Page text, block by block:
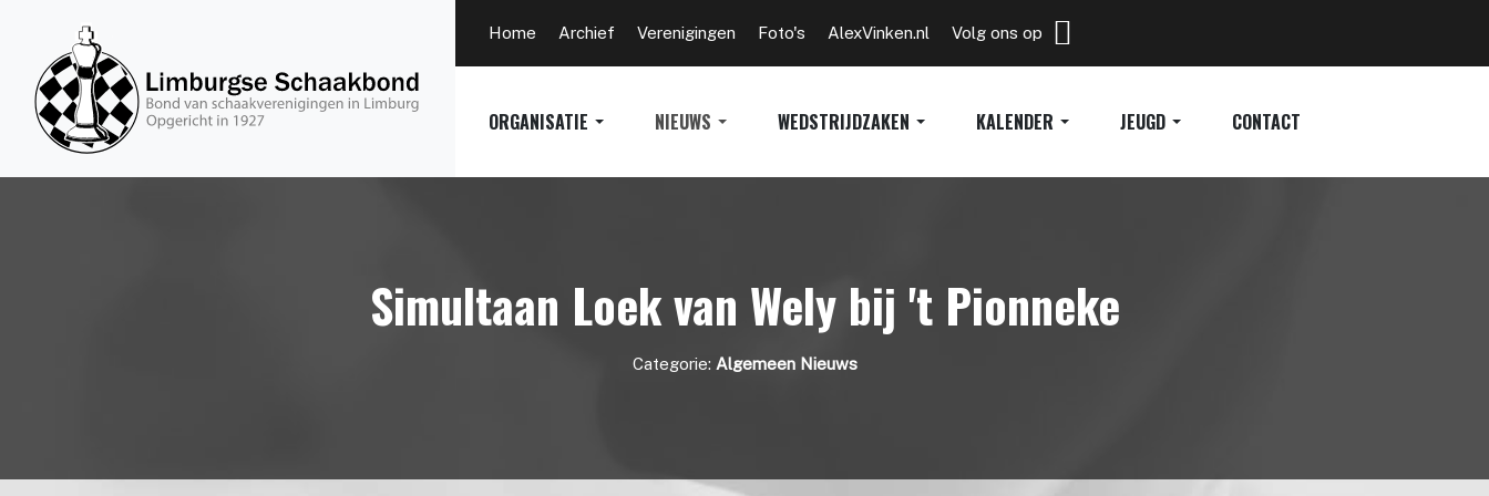
Home Archief Verenigingen Foto's AlexVinken.nl Volg ons op
ORGANISATIE NIEUWS WEDSTRIJDZAKEN KALENDER JEUGD CONTACT
Simultaan Loek van Wely bij 't Pionneke
Categorie: Algemeen Nieuws